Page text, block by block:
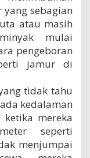
yang sebagian
atau masih
mulai
pengeboran
jamur di
tidak tahu
kedalaman
mereka
seperti
menjumpai